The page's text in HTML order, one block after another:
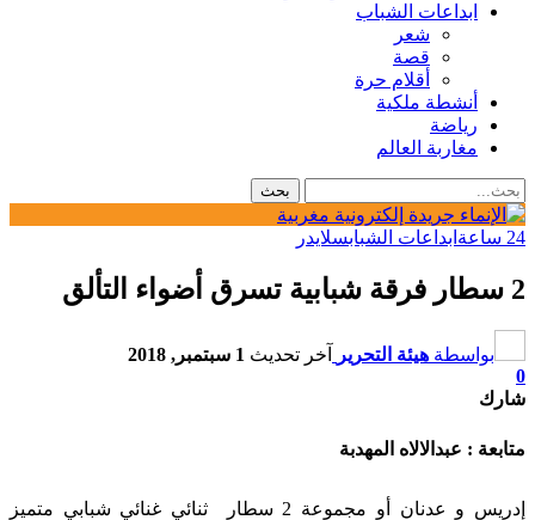
ابداعات الشباب
شعر
قصة
أقلام حرة
أنشطة ملكية
رياضة
مغاربة العالم
24 ساعة ابداعات الشبابسلايدر
2 سطار فرقة شبابية تسرق أضواء التألق
بواسطة هيئة التحرير آخر تحديث 1 سبتمبر, 2018
0
شارك
متابعة : عبدالالاه المهدبة
إدريس و عدنان أو مجموعة 2 سطار ثنائي غنائي شبابي متميز